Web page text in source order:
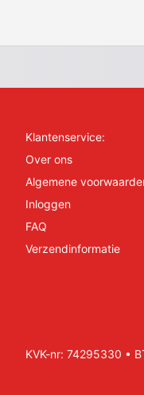
Klantenservice:
Over ons
Algemene
Inloggen
FAQ
Verzendinformatie
KVK-nr: 74295330 •